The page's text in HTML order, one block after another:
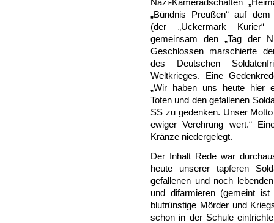
„Bündnis Preußen“ auf
(der „Uckermark
gemeinsam den „Tag der
Geschlossen marschierte
des Deutschen
Weltkrieges. Eine
„Wir haben uns heute hier
Toten und den gefallenen
SS zu gedenken. Unser
ewiger Verehrung wert.“
Kränze niedergelegt.
Der Inhalt Rede war
heute unserer tapferen
gefallenen und noch
und difarmieren (gemeint
blutrünstige Mörder und
schon in der Schule